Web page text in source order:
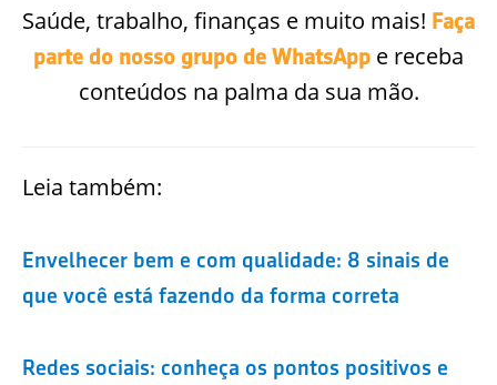
Saúde, trabalho, finanças e muito mais! Faça
parte do nosso grupo de WhatsApp e receba
conteúdos na palma da sua mão.
Leia também:
Envelhecer bem e com qualidade: 8 sinais de
que você está fazendo da forma correta
Redes sociais: conheça os pontos positivos e